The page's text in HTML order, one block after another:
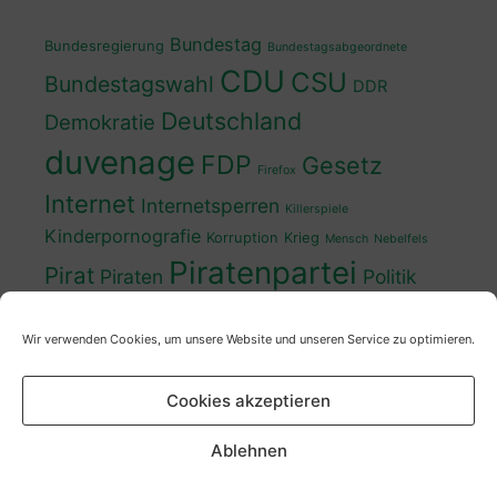
Wir verwenden Cookies, um unsere Website und unseren Service zu optimieren.
Cookies akzeptieren
Ablehnen
Bundesregierung Bundestag Bundestagsabgeordnete
Bundestagswahl CDU CSU DDR
Demokratie Deutschland
duvenage FDP Firefox Gesetz
Internet Internetsperren Killerspiele
Kinderpornografie Korruption Krieg Mensch Nebelfels
Pirat Piraten Piratenpartei Politik
Wahlkampf Wahlprogramm Wähler
Zensur Zensursula Überwachung